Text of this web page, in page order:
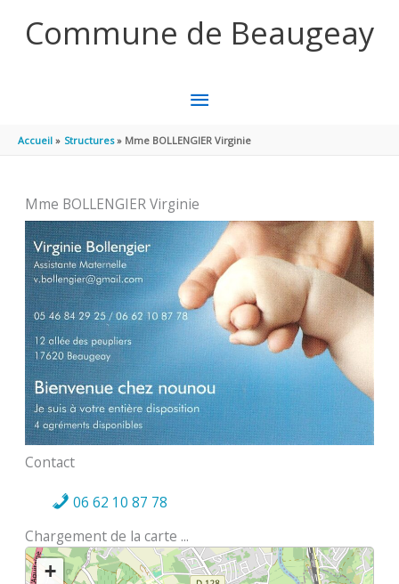
Commune de Beaugeay
MENU
PRINCIPAL
Accueil Structures Mme BOLLENGIER Virginie
Mme BOLLENGIER Virginie
Contact
06 62 10 87 78
Chargement de la carte ...
+